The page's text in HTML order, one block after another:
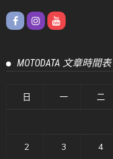
MOTODATA 文章時間表
日 一 二
2 3 4